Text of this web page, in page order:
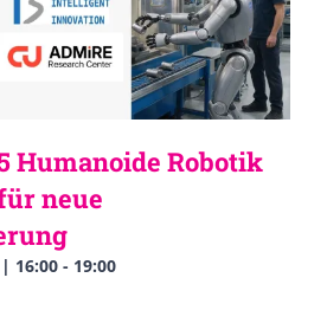
Humanoide Robotik
neue
16:00 - 19:00